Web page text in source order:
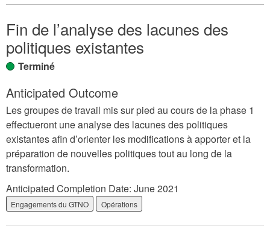
Fin de l’analyse des lacunes des
politiques existantes
Terminé
Anticipated Outcome
Les groupes de travail mis sur pied au cours de la phase 1
effectueront une analyse des lacunes des politiques
existantes afin d’orienter les modifications à apporter et la
préparation de nouvelles politiques tout au long de la
transformation.
Anticipated Completion Date: June 2021
Engagements du GTNO Opérations